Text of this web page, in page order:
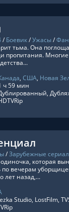
/ Боевик/Ужасы/
тьма. Она
пропитания.
, США, Новая
ч 59 мин
/Зарубежные
которая
по вечерам
лет назад,...